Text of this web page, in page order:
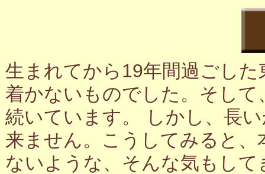
生まれてから19年間過ごし
着かないものでした。そし
続いています。 しかし、長
来ません。こうしてみると
ないような、そんな気もし